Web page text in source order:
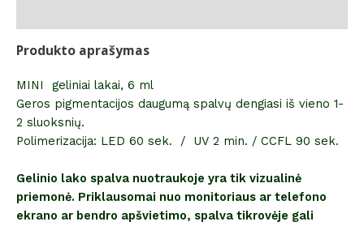
Produkto aprašymas
MINI geliniai lakai, 6 ml
Geros pigmentacijos daugumą spalvų dengiasi iš vieno 1-
2 sluoksnių.
Polimerizacija: LED 60 sek. / UV 2 min. / CCFL 90 sek.
Gelinio lako spalva nuotraukoje yra tik vizualinė
priemonė. Priklausomai nuo monitoriaus ar telefono
ekrano ar bendro apšvietimo, spalva tikrovėje gali